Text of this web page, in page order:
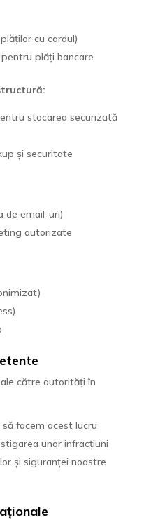
cu cardul)
plăți bancare
stocarea securizată
și securitate
de email-uri)
autorizate
către autorități în
facem acest lucru
unor infracțiuni
și siguranței noastre